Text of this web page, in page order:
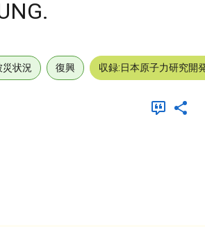
災状況 復興 収録:日本原子力研究開